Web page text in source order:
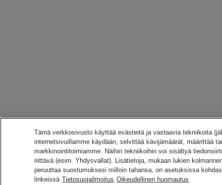
Tämä verkkosivusto käyttää evästeitä ja vastaavia tekniikoita
internetsivuillamme käydään, selvittää kävijämäärät, määrittää
markkinointitoimiamme. Näihin tekniikoihin voi sisältyä
riittävä (esim. Yhdysvallat). Lisätietoja, mukaan lukien
peruuttaa suostumuksesi milloin tahansa, on asetuksissa
linkeissä Tietosuojailmoitus Oikeudellinen huomautus